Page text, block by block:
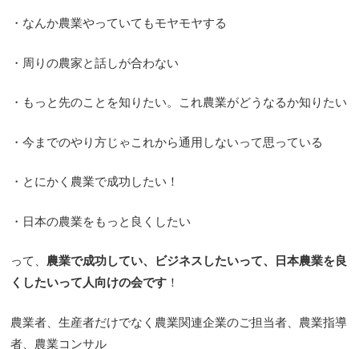
・なんか農業やっていてもモヤモヤする
・周りの農家と話しが合わない
・もっと先のことを知りたい。これ農業がどうなるか知りたい
・今までのやり方じゃこれから通用しないって思っている
・とにかく農業で成功したい！
・日本の農業をもっと良くしたい
って、 農業で成功してい、ビジネスしたいって、日本農業を良
くしたいって人向けの会です ！
農業者、生産者だけでなく農業関連企業のご担当者、農業指導
者、農業コンサル